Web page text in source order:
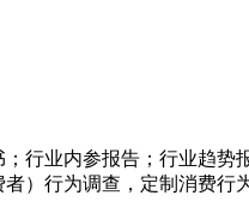
行业内参报告；行业趋势
）行为调查，定制消费行